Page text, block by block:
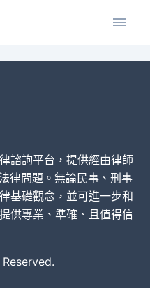
諮詢平台，提供經由律師
律問題。無論民事、刑事
基礎觀念，並可進一步和
供專業、準確、且值得信